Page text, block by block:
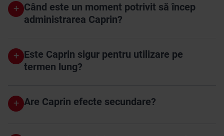
+ Când este un moment potrivit să încep
administrarea Caprin?
suplimentară. Unele persoane observă acest lucru
după activitate fizică intensă, altele dimineața sau
sau disconfort mai accentuat, Caprin este conceput
+ Este Caprin sigur pentru utilizare pe
termen lung?
fără aditivi inutili. Este destinat utilizării zilnice și
+ Are Caprin efecte secundare?